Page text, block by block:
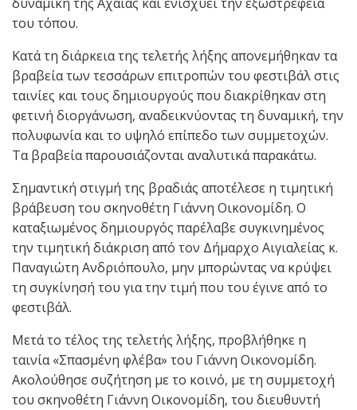
του τόπου.
Κατά τη διάρκεια της τελετής λήξης απονεμήθηκαν τα
βραβεία των τεσσάρων επιτροπών του φεστιβάλ στις
ταινίες και τους δημιουργούς που διακρίθηκαν στη
φετινή διοργάνωση, αναδεικνύοντας τη δυναμική, την
πολυφωνία και το υψηλό επίπεδο των συμμετοχών.
Τα βραβεία παρουσιάζονται αναλυτικά παρακάτω.
Σημαντική στιγμή της βραδιάς αποτέλεσε η τιμητική
βράβευση του σκηνοθέτη Γιάννη Οικονομίδη. Ο
καταξιωμένος δημιουργός παρέλαβε συγκινημένος
την τιμητική διάκριση από τον Δήμαρχο Αιγιαλείας κ.
Παναγιώτη Ανδριόπουλο, μην μπορώντας να κρύψει
τη συγκίνησή του για την τιμή που του έγινε από το
φεστιβάλ.
Μετά το τέλος της τελετής λήξης, προβλήθηκε η
ταινία «Σπασμένη φλέβα» του Γιάννη Οικονομίδη.
Ακολούθησε συζήτηση με το κοινό, με τη συμμετοχή
του σκηνοθέτη Γιάννη Οικονομίδη, του διευθυντή